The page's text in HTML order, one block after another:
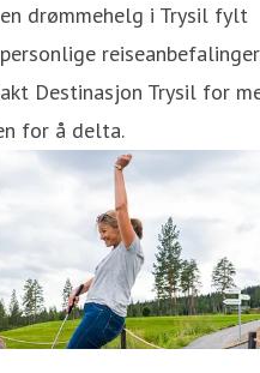
drømmehelg i Trysil fylt
Destinasjon Trysil for
for å delta.